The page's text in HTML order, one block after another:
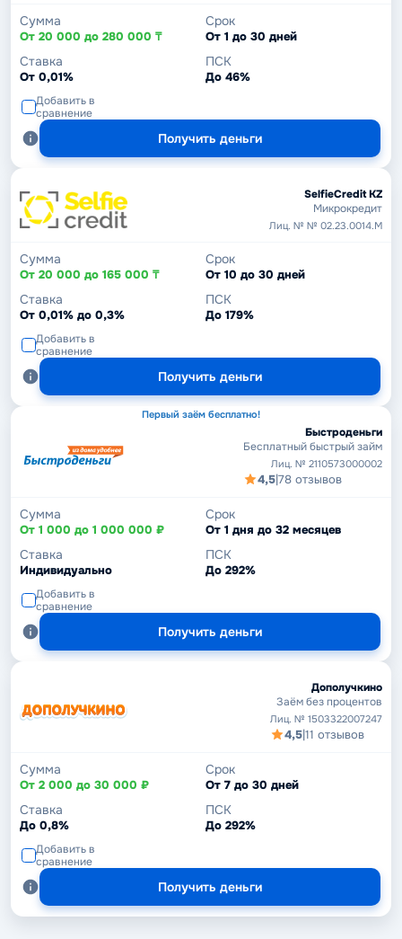
Сумма
От 20 000 до 280 000 ₸
Срок
От 1 до 30 дней
Ставка
От 0,01%
ПСК
До 46%
Добавить в
сравнение
Получить деньги
SelfieCredit KZ
Микрокредит
Лиц. № № 02.23.0014.М
Сумма
От 20 000 до 165 000 ₸
Срок
От 10 до 30 дней
Ставка
От 0,01% до 0,3%
ПСК
До 179%
Добавить в
сравнение
Получить деньги
Первый заём бесплатно!
Быстроденьги
Бесплатный быстрый займ
Лиц. № 2110573000002
4,5|78 отзывов
Сумма
От 1 000 до 1 000 000 ₽
Срок
От 1 дня до 32 месяцев
Ставка
Индивидуально
ПСК
До 292%
Добавить в
сравнение
Получить деньги
Дополучкино
Заём без процентов
Лиц. № 1503322007247
4,5|11 отзывов
Сумма
От 2 000 до 30 000 ₽
Срок
От 7 до 30 дней
Ставка
До 0,8%
ПСК
До 292%
Добавить в
сравнение
Получить деньги